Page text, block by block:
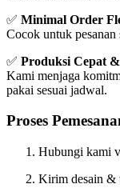
✅ Minimal Order
Cocok untuk pesanan
✅ Produksi Cepat
Kami menjaga
pakai sesuai jadwal.
Proses
Hubungi kami
Kirim desain &